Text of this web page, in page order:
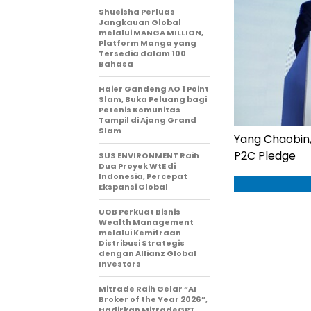
Yang
P2C Pledge
Shueisha Perluas
Jangkauan Global
melalui MANGA MILLION,
Platform Manga yang
Tersedia dalam 100
Bahasa
Haier Gandeng AO 1 Point
Slam, Buka Peluang bagi
Petenis Komunitas
Tampil di Ajang Grand
Slam
SUS ENVIRONMENT Raih
Dua Proyek WtE di
Indonesia, Percepat
Ekspansi Global
UOB Perkuat Bisnis
Wealth Management
melalui Kemitraan
Distribusi Strategis
dengan Allianz Global
Investors
Mitrade Raih Gelar “AI
Broker of the Year 2026”,